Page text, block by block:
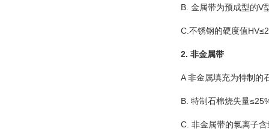
B. 金属带为预成型的V
C.不锈钢的硬度值
2. 非金属带
A 非金属填充为特制的
B. 特制石棉烧失量
C. 非金属带的氯离子